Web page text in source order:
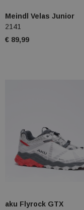
Meindl Velas Junior
2141
€ 89,99
aku Flyrock GTX